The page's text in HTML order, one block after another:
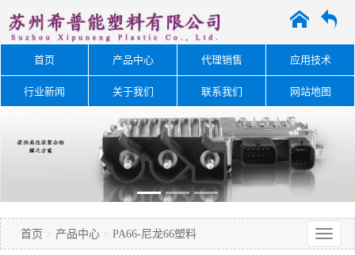
A O
首页 产品中心 代理销售 应用技术
行业新闻 关于我们 联系我们 网站地图
首页 > 产品中心 > PA66-尼龙66塑料